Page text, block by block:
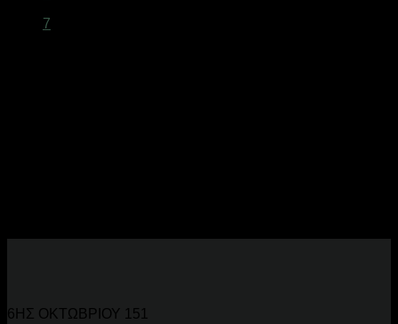
7
6ΗΣ ΟΚΤΩΒΡΙΟΥ 151